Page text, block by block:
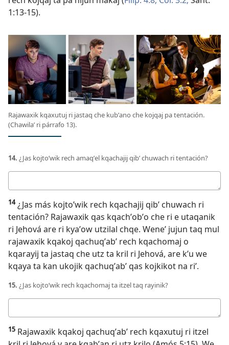
1:13-15).
Rajawaxik kqaxutuj ri jastaq che kubʼano che kojqaj pa tentación.
(Chawilaʼ ri párrafo 13).
14. ¿Jas kojtoʼwik rech amaqʼel kqachajij qibʼ chuwach ri tentación?
14¿Jas más kojtoʼwik rech kqachajij qibʼ chuwach ri
tentación? Rajawaxik qas kqachʼobʼo che ri e utaqanik
ri Jehová are ri kyaʼow utzilal chqe. Weneʼ jujun taq mul
rajawaxik kqakoj qachuqʼabʼ rech kqachomaj o
kqarayij ta jastaq che utz ta kril ri Jehová, are kʼu we
kqaya ta kan ukojik qachuqʼabʼ qas kojkikot na riʼ.
15. ¿Jas kojtoʼwik rech kqachomaj ta itzel taq rayinik?
15 Rajawaxik kqakoj qachuqʼabʼ rech kqaxutuj ri itzel